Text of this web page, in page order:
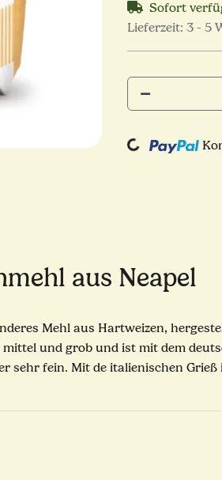
Sofort
Lieferzeit: 3 - 5
Loading...
aus Neapel
Mehl aus Hartweizen,
und grob und ist mit dem
sehr fein. Mit de italienischen